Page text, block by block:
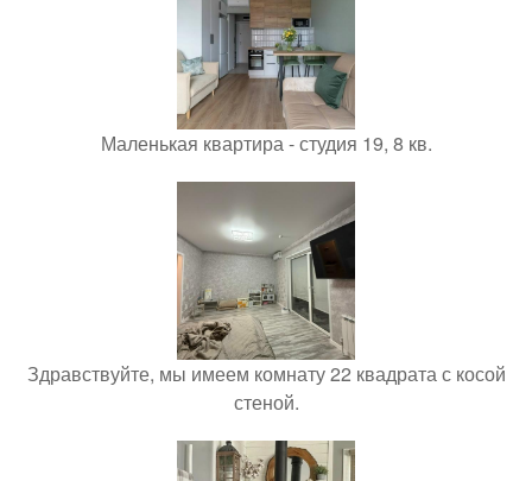
Маленькая квартира - студия 19, 8 кв.
Здравствуйте, мы имеем комнату 22 квадрата с косой
стеной.